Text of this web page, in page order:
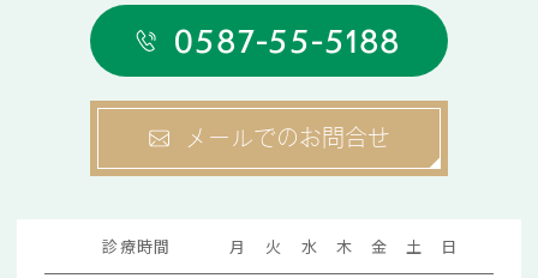
0587-55-5188
メールでのお問合せ
診療時間 月 火 水 木 金 土 日